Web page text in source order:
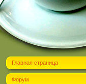
Главная страница
Форум